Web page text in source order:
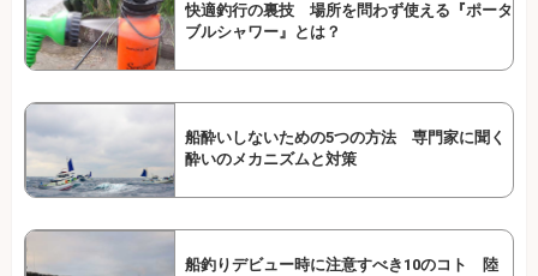
快適釣行の裏技 場所を問わず使える『ポータ
ブルシャワー』とは？
船酔いしないための5つの方法 専門家に聞く
酔いのメカニズムと対策
船釣りデビュー時に注意すべき10のコト 陸